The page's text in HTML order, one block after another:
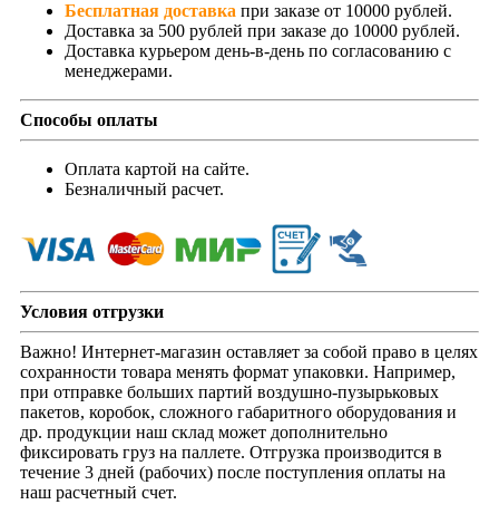
Бесплатная доставка при заказе от 10000 рублей.
Доставка за 500 рублей при заказе до 10000 рублей.
Доставка курьером день-в-день по согласованию с
менеджерами.
Способы оплаты
Оплата картой на сайте.
Безналичный расчет.
Условия отгрузки
Важно! Интернет-магазин оставляет за собой право в целях
сохранности товара менять формат упаковки. Например,
при отправке больших партий воздушно-пузырьковых
пакетов, коробок, сложного габаритного оборудования и
др. продукции наш склад может дополнительно
фиксировать груз на паллете. Отгрузка производится в
течение 3 дней (рабочих) после поступления оплаты на
наш расчетный счет.